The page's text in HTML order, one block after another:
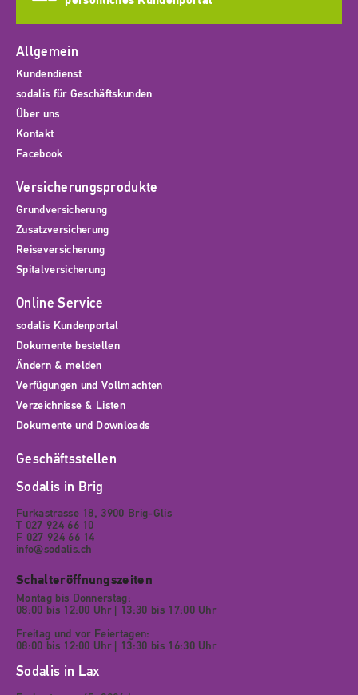
Allgemein
Kundendienst
sodalis für Geschäftskunden
Über uns
Kontakt
Facebook
Versicherungsprodukte
Grundversicherung
Zusatzversicherung
Reiseversicherung
Spitalversicherung
Online Service
sodalis Kundenportal
Dokumente bestellen
Ändern & melden
Verfügungen und Vollmachten
Verzeichnisse & Listen
Dokumente und Downloads
Geschäftsstellen
Sodalis in Brig
Furkastrasse 18, 3900 Brig-Glis
T 027 924 66 10
F 027 924 66 14
info@sodalis.ch
Schalteröffnungszeiten
Montag bis Donnerstag:
08:00 bis 12:00 Uhr | 13:30 bis 17:00 Uhr
Freitag und vor Feiertagen:
08:00 bis 12:00 Uhr | 13:30 bis 16:30 Uhr
Sodalis in Lax